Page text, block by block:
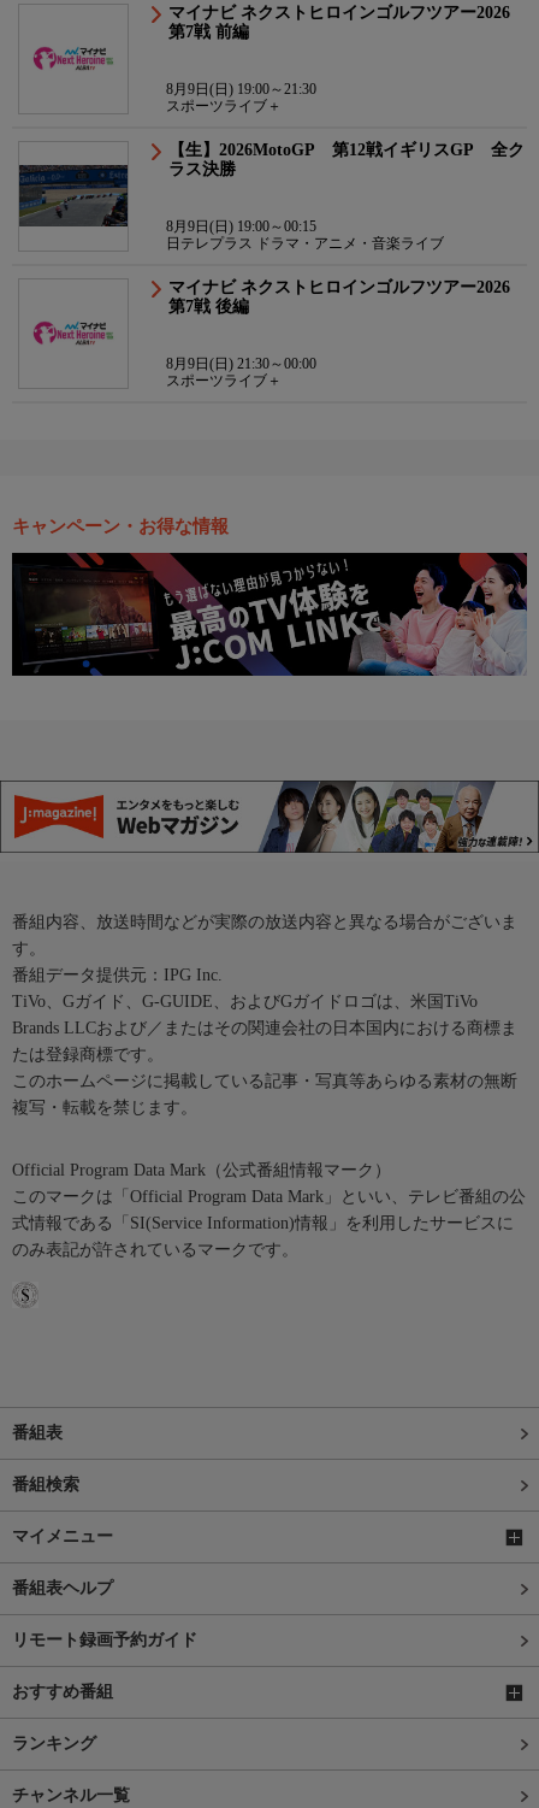
マイナビ ネクストヒロインゴルフツアー2026
第7戦 前編
8月9日(日) 19:00～21:30
スポーツライブ＋
【生】2026MotoGP 第12戦イギリスGP 全ク
ラス決勝
8月9日(日) 19:00～00:15
日テレプラス ドラマ・アニメ・音楽ライブ
マイナビ ネクストヒロインゴルフツアー2026
第7戦 後編
8月9日(日) 21:30～00:00
スポーツライブ＋
キャンペーン・お得な情報
番組内容、放送時間などが実際の放送内容と異なる場合がございま
す。
番組データ提供元：IPG Inc.
TiVo、Gガイド、G-GUIDE、およびGガイドロゴは、米国TiVo
Brands LLCおよび／またはその関連会社の日本国内における商標ま
たは登録商標です。
このホームページに掲載している記事・写真等あらゆる素材の無断
複写・転載を禁じます。
Official Program Data Mark（公式番組情報マーク）
このマークは「Official Program Data Mark」といい、テレビ番組の公
式情報である「SI(Service Information)情報」を利用したサービスに
のみ表記が許されているマークです。
番組表
番組検索
マイメニュー
番組表ヘルプ
リモート録画予約ガイド
おすすめ番組
ランキング
チャンネル一覧